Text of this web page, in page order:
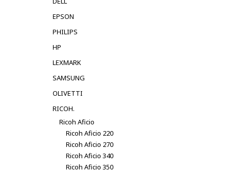
EPSON
PHILIPS
HP
LEXMARK
SAMSUNG
OLIVETTI
RICOH.
Ricoh Aficio
Ricoh Aficio 220
Ricoh Aficio 270
Ricoh Aficio 340
Ricoh Aficio 350